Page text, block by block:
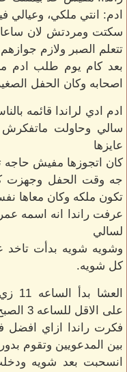
ادم: انتي ملكي، وعيالي
سكتت ومردتش لان
تتعلم الصبر ولازم
بعد كام يوم طلب ادم
اصحابه وكان الحفل الصغير
ادم ادي لراندا قائمه
سالي وحاولت ماتفكرش
عايزها
كان اتجوزها مفيش حاجه
جه وقت الحفل وجهزت
تكون ملكه وكان معاها
عرفت راندا انه اسمه
لسالي
وشويه شويه بدأت تاخد
كل شويه.
على الاقل للساعه 3 الصبح
فكرت راندا ازاي افضل
بين المدعويين وتقوم
انسحبت بعد شويه